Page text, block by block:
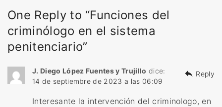
One Reply to “Funciones del
criminólogo en el sistema
penitenciario”
J. Diego López Fuentes y Trujillo dice:
14 de septiembre de 2023 a las 06:09
Interesante la intervención del criminologo, en
Reply